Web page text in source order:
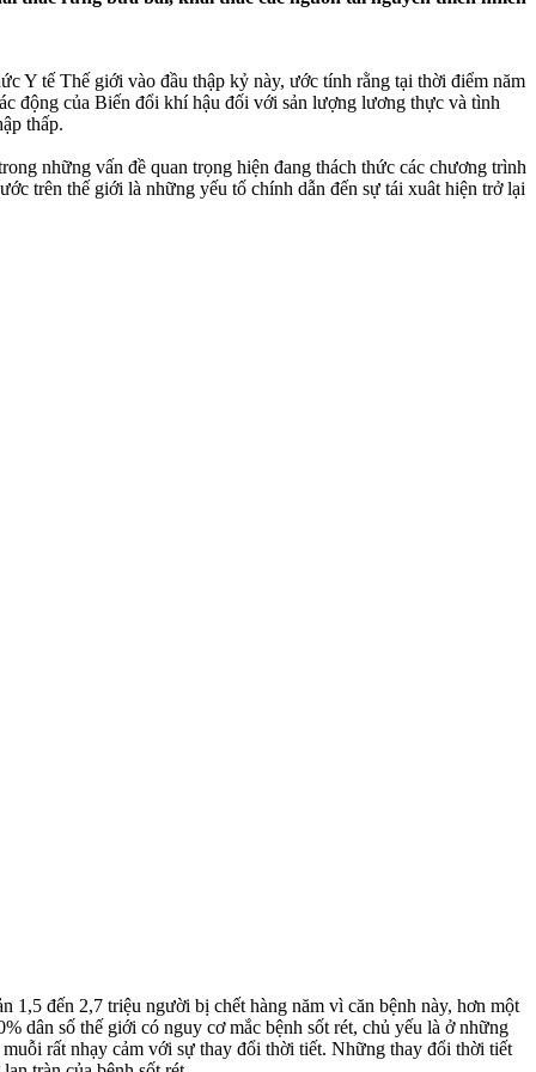
Y tế Thế giới vào đầu thập kỷ này, ước tính rằng tại thời điểm năm
động của Biến đổi khí hậu đối với sản lượng lương thực và tình
thấp.
những vấn đề quan trọng hiện đang thách thức các chương trình
trên thế giới là những yếu tố chính dẫn đến sự tái xuât hiện trở lại
1,5 đến 2,7 triệu người bị chết hàng năm vì căn bệnh này, hơn một
dân số thế giới có nguy cơ mắc bệnh sốt rét, chủ yếu là ở những
rất nhạy cảm với sự thay đổi thời tiết. Những thay đổi thời tiết